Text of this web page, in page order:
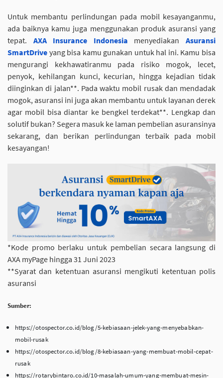
Untuk membantu perlindungan pada mobil kesayanganmu,
ada baiknya kamu juga menggunakan produk asuransi yang
tepat. AXA Insurance Indonesia menyediakanAsuransi
SmartDrive yang bisa kamu gunakan untuk hal ini. Kamu bisa
mengurangi kekhawatiranmu pada risiko mogok, lecet,
penyok, kehilangan kunci, kecurian, hingga kejadian tidak
diinginkan di jalan**. Pada waktu mobil rusak dan mendadak
mogok, asuransi ini juga akan membantu untuk layanan derek
agar mobil bisa diantar ke bengkel terdekat**. Lengkap dan
solutif bukan? Segera masuk ke laman pembelian asuransinya
sekarang, dan berikan perlindungan terbaik pada mobil
kesayangan!
*Kode promo berlaku untuk pembelian secara langsung di
AXA myPage hingga 31 Juni 2023
**Syarat dan ketentuan asuransi mengikuti ketentuan polis
asuransi
Sumber:
https://otospector.co.id/blog/5-kebiasaan-jelek-yang-menyebabkan-
mobil-rusak
https://otospector.co.id/blog/8-kebiasaan-yang-membuat-mobil-cepat-
rusak
https://rotarybintaro.co.id/10-masalah-umum-yang-membuat-mesin-